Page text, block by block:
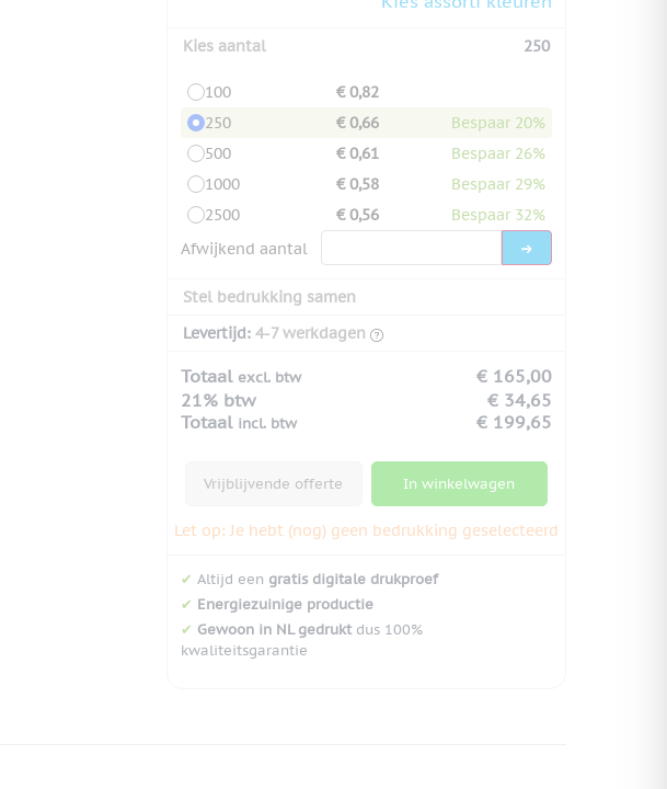
Kies aantal 250
100
€ 0,82
250
€ 0,66
Bespaar 20%
500
€ 0,61
Bespaar 26%
1000
€ 0,58
Bespaar 29%
2500
€ 0,56
Bespaar 32%
Afwijkend aantal
Stel bedrukking samen
Levertijd: 4-7 werkdagen
Totaal excl. btw
€ 165,00
21% btw
€ 34,65
Totaal incl. btw € 199,65
Vrijblijvende offerte In winkelwagen
Let op: Je hebt (nog) geen bedrukking geselecteerd
✔ Altijd een gratis digitale drukproef
✔ Energiezuinige productie
✔ Gewoon in NL gedruktdus 100%
kwaliteitsgarantie